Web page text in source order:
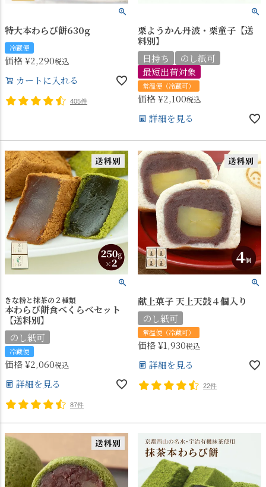
特大本わらび餅630g
冷蔵便
価格¥2,290税込
カートに入れる
405件
栗ようかん丹波・栗童子【送
料別】
日持ち
のし紙可
最短出荷対象
常温便（冷蔵可）
価格¥2,100税込
詳細を見る
きな粉と抹茶の２種類
本わらび餅食べくらべセット
【送料別】
のし紙可
冷蔵便
価格¥2,060税込
詳細を見る
87件
献上菓子 天上天鼓４個入り
のし紙可
常温便（冷蔵可）
価格¥1,930税込
詳細を見る
22件